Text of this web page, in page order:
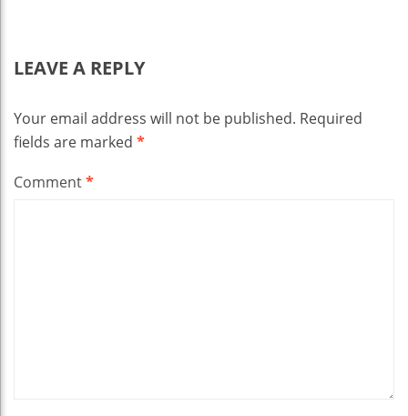
LEAVE A REPLY
Your email address will not be published. Required
fields are marked *
Comment*